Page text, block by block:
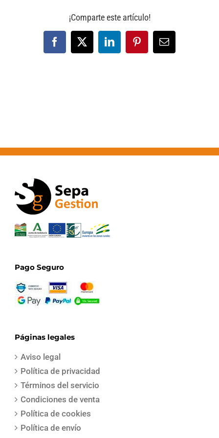
¡Comparte este artículo!
Facebook
X LinkedInPinterestCorreo
electrónico
Pago Seguro
Páginas legales
Aviso legal
Política de privacidad
Términos del servicio
Condiciones de venta
Política de cookies
Política de envío